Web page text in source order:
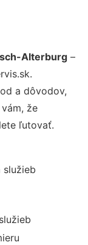
Alterburg –
a dôvodov,
že
ľutovať.
služieb